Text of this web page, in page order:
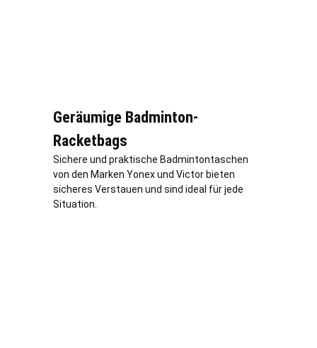
Geräumige Badminton-
Racketbags
Sichere und praktische Badmintontaschen
von den Marken Yonex und Victor bieten
sicheres Verstauen und sind ideal für jede
Situation.